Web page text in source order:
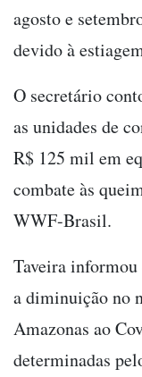
agosto e
devido à
O secretário
as unidades de
R$ 125 mil em
combate às
WWF-Brasil.
Taveira informou
a diminuição no
Amazonas ao
determinadas